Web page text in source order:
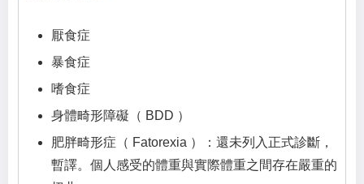
厭食症
暴食症
嗜食症
身體畸形障礙（ BDD ）
肥胖畸形症（ Fatorexia ）：還未列入正式診斷，
暫譯。個人感受的體重與實際體重之間存在嚴重的